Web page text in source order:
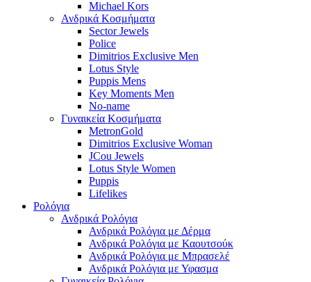
Michael Kors
Ανδρικά Κοσμήματα
Sector Jewels
Police
Dimitrios Exclusive Men
Lotus Style
Puppis Mens
Key Moments Men
No-name
Γυναικεία Κοσμήματα
MetronGold
Dimitrios Exclusive Woman
JCou Jewels
Lotus Style Women
Puppis
Lifelikes
Ρολόγια
Ανδρικά Ρολόγια
Ανδρικά Ρολόγια με Δέρμα
Ανδρικά Ρολόγια με Καουτσούκ
Ανδρικά Ρολόγια με Μπρασελέ
Ανδρικά Ρολόγια με Υφασμα